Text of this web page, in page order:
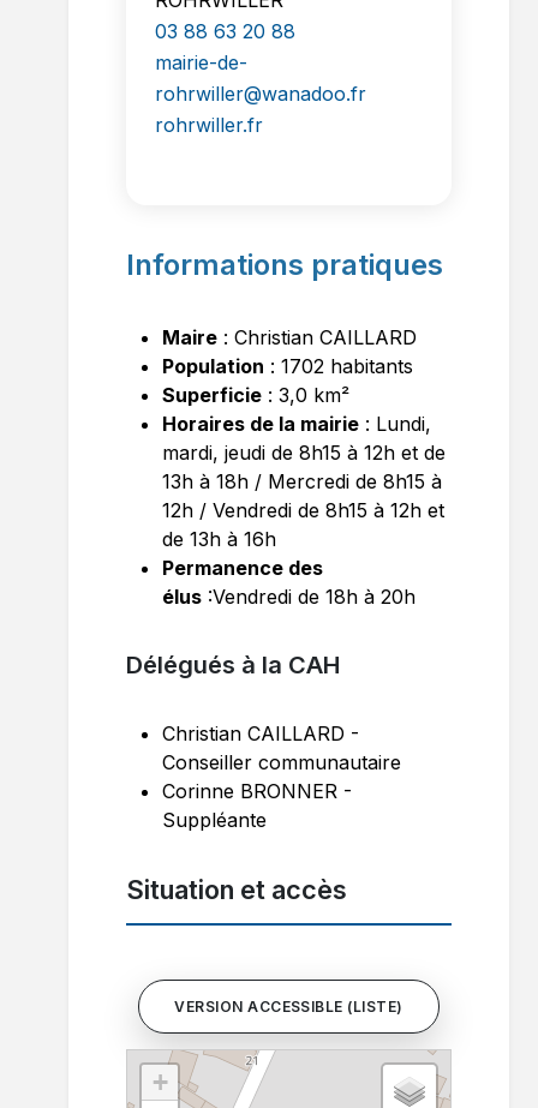
03 88 63 20 88
mairie-de-
rohrwiller@wanadoo.fr
rohrwiller.fr
Informations pratiques
Maire : Christian CAILLARD
Population : 1702 habitants
Superficie : 3,0 km²
Horaires de la mairie : Lundi,
mardi, jeudi de 8h15 à 12h et de
13h à 18h / Mercredi de 8h15 à
12h / Vendredi de 8h15 à 12h et
de 13h à 16h
Permanence des
élus :Vendredi de 18h à 20h
Délégués à la CAH
Christian CAILLARD -
Conseiller communautaire
Corinne BRONNER -
Suppléante
Situation et accès
VERSION ACCESSIBLE (LISTE)
+